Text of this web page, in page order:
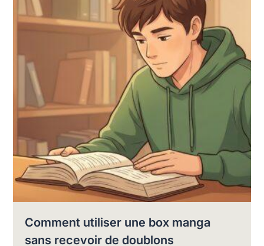
Comment utiliser une box manga
sans recevoir de doublons